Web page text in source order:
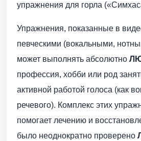
упражнения для горла
Упражнения, показанные в
певческими (вокальными,
может выполнять абсолютно
профессия, хобби или род
активной работой голоса (как
речевого). Комплекс этих
помогает лечению и
было неоднократно проверено